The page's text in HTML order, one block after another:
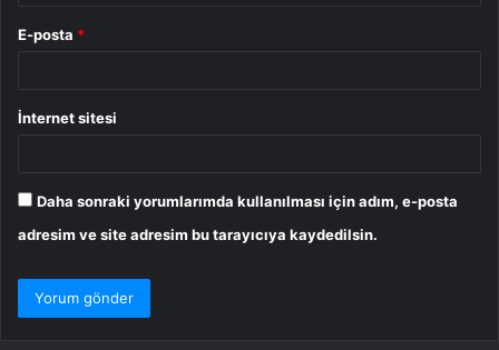
E-posta *
İnternet sitesi
Daha sonraki yorumlarımda kullanılması için adım, e-posta
adresim ve site adresim bu tarayıcıya kaydedilsin.